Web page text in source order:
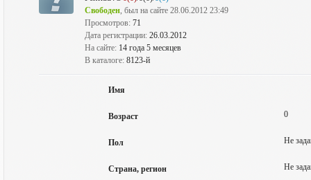
Свободен, был на сайте 28.06.2012 23:49
Просмотров: 71
Дата регистрации: 26.03.2012
На сайте: 14 года 5 месяцев
В каталоге: 8123-й
Имя
Возраст 0
Пол Не
Страна, регион Не